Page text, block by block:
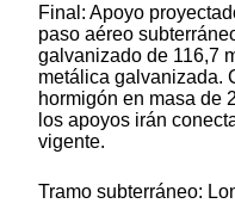
Final: Apoyo
paso aéreo
galvanizado de 116,7
metálica galvanizada.
hormigón en masa de
los apoyos irán
vigente.
Tramo subterráneo: